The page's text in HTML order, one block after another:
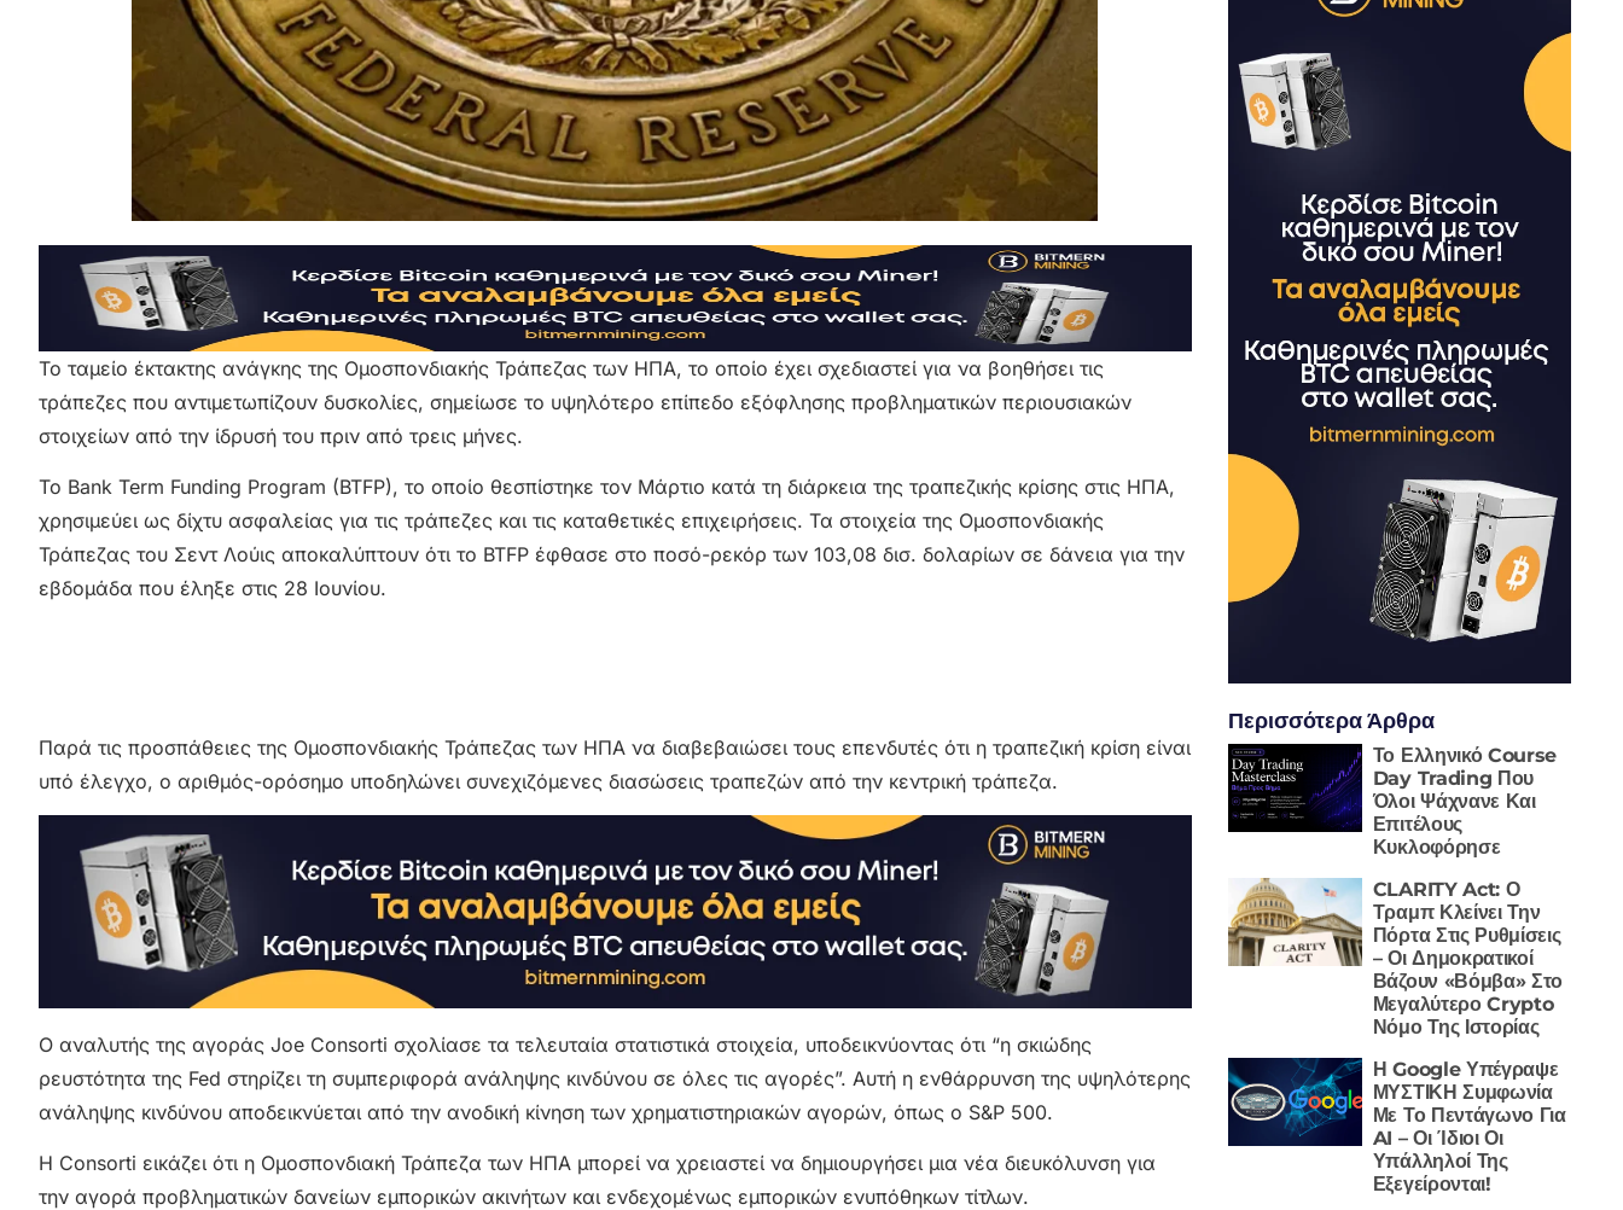
Το ταμείο έκτακτης ανάγκης της Ομοσπονδιακής Τράπεζας των ΗΠΑ, το οποίο έχει σχεδιαστεί για να βοηθήσει τις
τράπεζες που αντιμετωπίζουν δυσκολίες, σημείωσε το υψηλότερο επίπεδο εξόφλησης προβληματικών περιουσιακών
στοιχείων από την ίδρυσή του πριν από τρεις μήνες.
Το Bank Term Funding Program (BTFP), το οποίο θεσπίστηκε τον Μάρτιο κατά τη διάρκεια της τραπεζικής κρίσης στις ΗΠΑ,
χρησιμεύει ως δίχτυ ασφαλείας για τις τράπεζες και τις καταθετικές επιχειρήσεις. Τα στοιχεία της Ομοσπονδιακής
Τράπεζας του Σεντ Λούις αποκαλύπτουν ότι το BTFP έφθασε στο ποσό-ρεκόρ των 103,08 δισ. δολαρίων σε δάνεια για την
εβδομάδα που έληξε στις 28 Ιουνίου.
Παρά τις προσπάθειες της Ομοσπονδιακής Τράπεζας των ΗΠΑ να διαβεβαιώσει τους επενδυτές ότι η τραπεζική κρίση είναι
υπό έλεγχο, ο αριθμός-ορόσημο υποδηλώνει συνεχιζόμενες διασώσεις τραπεζών από την κεντρική τράπεζα.
Ο αναλυτής της αγοράς Joe Consorti σχολίασε τα τελευταία στατιστικά στοιχεία, υποδεικνύοντας ότι “η σκιώδης
ρευστότητα της Fed στηρίζει τη συμπεριφορά ανάληψης κινδύνου σε όλες τις αγορές”. Αυτή η ενθάρρυνση της υψηλότερης
ανάληψης κινδύνου αποδεικνύεται από την ανοδική κίνηση των χρηματιστηριακών αγορών, όπως ο S&P 500.
Η Consorti εικάζει ότι η Ομοσπονδιακή Τράπεζα των ΗΠΑ μπορεί να χρειαστεί να δημιουργήσει μια νέα διευκόλυνση για
την αγορά προβληματικών δανείων εμπορικών ακινήτων και ενδεχομένως εμπορικών ενυπόθηκων τίτλων.
Περισσότερα Άρθρα
Το Ελληνικό Course
Day Trading Που
Όλοι Ψάχνανε Και
Επιτέλους
Κυκλοφόρησε
CLARITY Act: Ο
Τραμπ Κλείνει Την
Πόρτα Στις Ρυθμίσεις
– Οι Δημοκρατικοί
Βάζουν «Βόμβα» Στο
Μεγαλύτερο Crypto
Νόμο Της Ιστορίας
Η Google Υπέγραψε
ΜΥΣΤΙΚΗ Συμφωνία
Με Το Πεντάγωνο Για
AI – Οι Ίδιοι Οι
Υπάλληλοί Της
Εξεγείρονται!